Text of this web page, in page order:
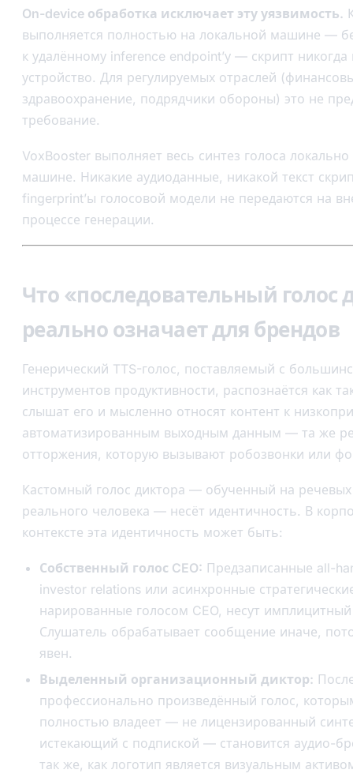
On-device обработка исключает эту уязвимость.
выполняется полностью на локальной машине —
к удалённому inference endpoint’у — скрипт никогда
устройство. Для регулируемых отраслей
здравоохранение, подрядчики обороны) это не
требование.
VoxBooster выполняет весь синтез голоса
машине. Никакие аудиоданные, никакой текст
fingerprint’ы голосовой модели не передаются на
процессе генерации.
Что «последовательный голос
реально означает для брендов
Генерический TTS-голос, поставляемый с
инструментов продуктивности, распознаётся как
слышат его и мысленно относят контент к
автоматизированным выходным данным — та же
отторжения, которую вызывают робозвонки или
Кастомный голос диктора — обученный на речевых
реального человека — несёт идентичность. В
контексте эта идентичность может быть:
Собственный голос CEO: Предзаписанные all-
investor relations или асинхронные
нарированные голосом CEO, несут имплицитный
Слушатель обрабатывает сообщение иначе,
явен.
Выделенный организационный диктор:
профессионально произведённый голос,
полностью владеет — не лицензированный
истекающий с подпиской — становится аудио-
так же, как логотип является визуальным